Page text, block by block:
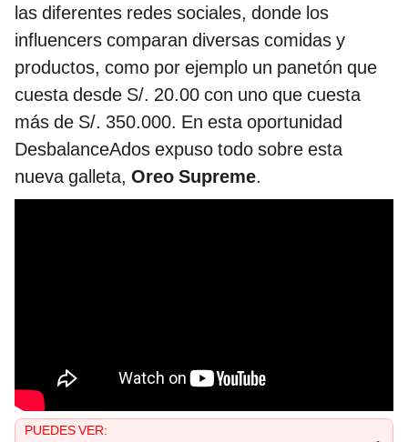
las diferentes redes sociales, donde los
influencers comparan diversas comidas y
productos, como por ejemplo un panetón que
cuesta desde S/. 20.00 con uno que cuesta
más de S/. 350.000. En esta oportunidad
DesbalanceAdos expuso todo sobre esta
nueva galleta, Oreo Supreme.
PUEDES VER: